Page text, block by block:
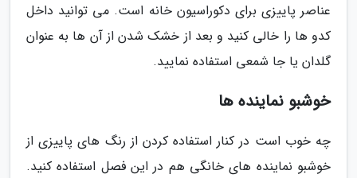
عناصر پاییزی برای دکوراسیون خانه است. می توانید داخل
کدو ها را خالی کنید و بعد از خشک شدن از آن ها به عنوان
گلدان یا جا شمعی استفاده نمایید.
خوشبو نماینده ها
چه خوب است در کنار استفاده کردن از رنگ های پاییزی از
خوشبو نماینده های خانگی هم در این فصل استفاده کنید.